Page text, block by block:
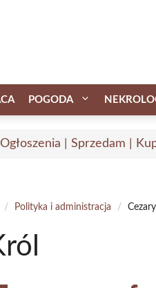
POGODA
| Sprzedam |
/ Polityka i administracja /